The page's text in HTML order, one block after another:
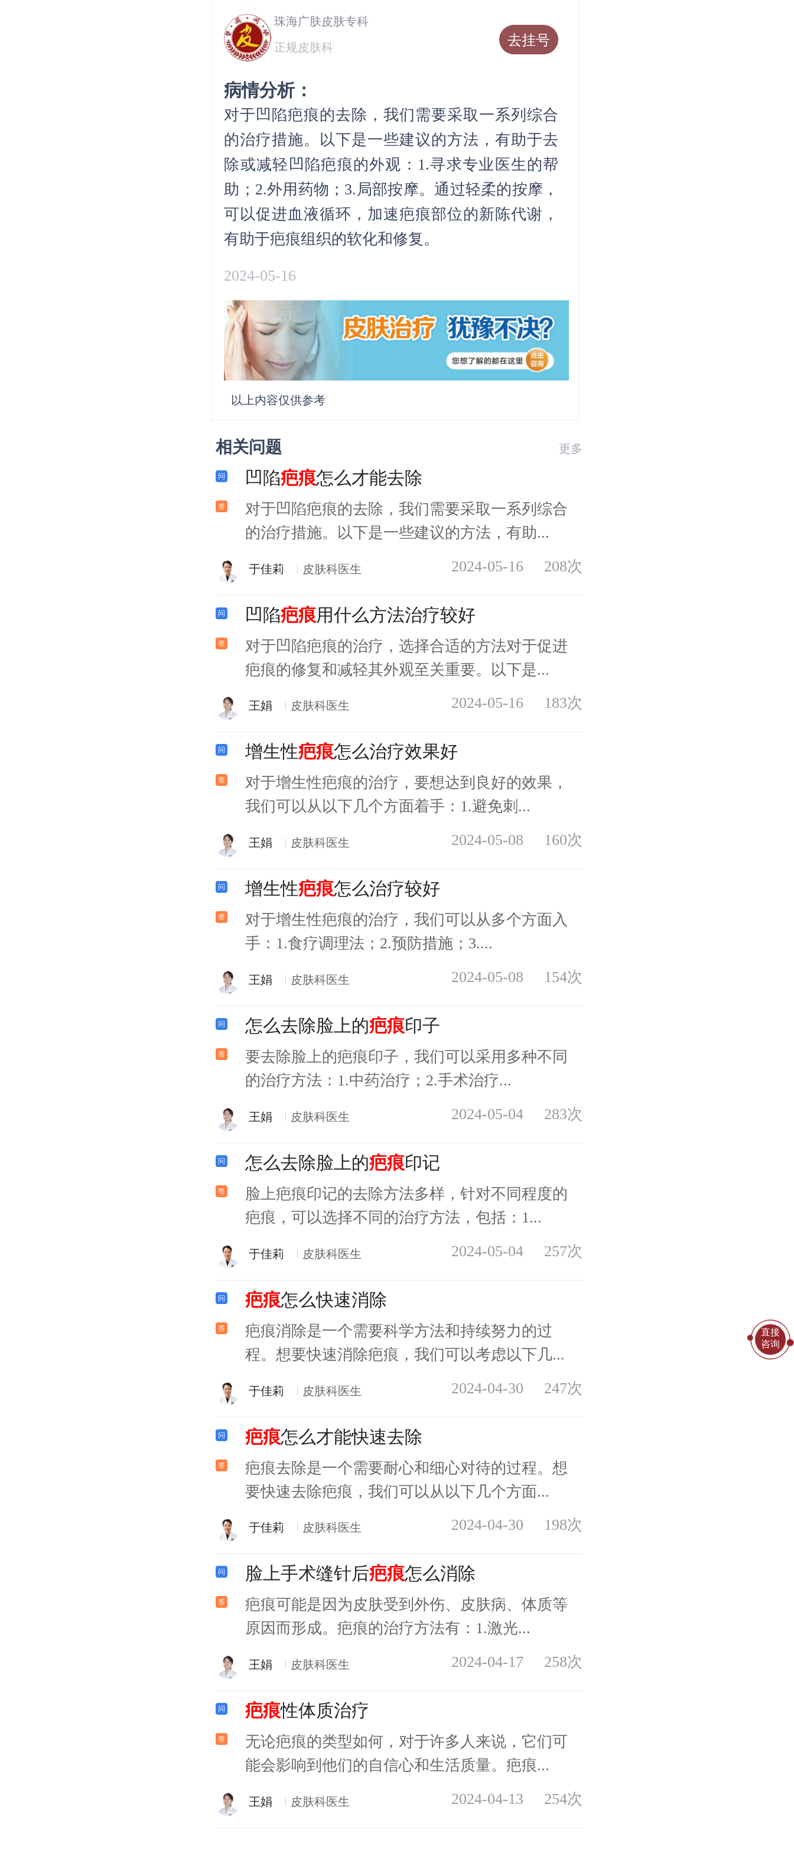
去挂号
珠海广肤皮肤专科
正规皮肤科
病情分析：
对于凹陷疤痕的去除，我们需要采取一系列综合
的治疗措施。以下是一些建议的方法，有助于去
除或减轻凹陷疤痕的外观：1.寻求专业医生的帮
助；2.外用药物；3.局部按摩。通过轻柔的按摩，
可以促进血液循环，加速疤痕部位的新陈代谢，
有助于疤痕组织的软化和修复。
2024-05-16
以上内容仅供参考
相关问题 更多
凹陷疤痕怎么才能去除
对于凹陷疤痕的去除，我们需要采取一系列综合
的治疗措施。以下是一些建议的方法，有助...
于佳莉 皮肤科医生 2024-05-16 208次
凹陷疤痕用什么方法治疗较好
对于凹陷疤痕的治疗，选择合适的方法对于促进
疤痕的修复和减轻其外观至关重要。以下是...
王娟 皮肤科医生 2024-05-16 183次
增生性疤痕怎么治疗效果好
对于增生性疤痕的治疗，要想达到良好的效果，
我们可以从以下几个方面着手：1.避免刺...
王娟 皮肤科医生 2024-05-08 160次
增生性疤痕怎么治疗较好
对于增生性疤痕的治疗，我们可以从多个方面入
手：1.食疗调理法；2.预防措施；3....
王娟 皮肤科医生 2024-05-08 154次
怎么去除脸上的疤痕印子
要去除脸上的疤痕印子，我们可以采用多种不同
的治疗方法：1.中药治疗；2.手术治疗...
王娟 皮肤科医生 2024-05-04 283次
怎么去除脸上的疤痕印记
脸上疤痕印记的去除方法多样，针对不同程度的
疤痕，可以选择不同的治疗方法，包括：1...
于佳莉 皮肤科医生 2024-05-04 257次
疤痕怎么快速消除
疤痕消除是一个需要科学方法和持续努力的过
程。想要快速消除疤痕，我们可以考虑以下几...
于佳莉 皮肤科医生 2024-04-30 247次
疤痕怎么才能快速去除
疤痕去除是一个需要耐心和细心对待的过程。想
要快速去除疤痕，我们可以从以下几个方面...
于佳莉 皮肤科医生 2024-04-30 198次
脸上手术缝针后疤痕怎么消除
疤痕可能是因为皮肤受到外伤、皮肤病、体质等
原因而形成。疤痕的治疗方法有：1.激光...
王娟 皮肤科医生 2024-04-17 258次
疤痕性体质治疗
无论疤痕的类型如何，对于许多人来说，它们可
能会影响到他们的自信心和生活质量。疤痕...
王娟 皮肤科医生 2024-04-13 254次
直接
咨询